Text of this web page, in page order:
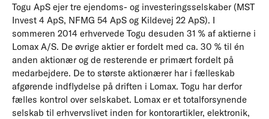
Togu ApS ejer tre ejendoms- og investeringsselskaber (MST
Invest 4 ApS, NFMG 54 ApS og Kildevej 22 ApS). I
sommeren 2014 erhvervede Togu desuden 31 % af aktierne i
Lomax A/S. De øvrige aktier er fordelt med ca. 30 % til én
anden aktionær og de resterende er primært fordelt på
medarbejdere. De to største aktionærer har i fælleskab
afgørende indflydelse på driften i Lomax. Togu har derfor
fælles kontrol over selskabet. Lomax er et totalforsynende
selskab til erhvervslivet inden for kontorartikler, elektronik,